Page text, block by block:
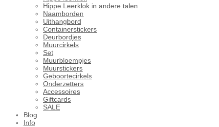
Hippe Leerklok in andere talen
Naamborden
Uithangbord
Containerstickers
Deurbordjes
Muurcirkels
Set
Muurbloempjes
Muurstickers
Geboortecirkels
Onderzetters
Accessoires
Giftcards
SALE
Blog
Info